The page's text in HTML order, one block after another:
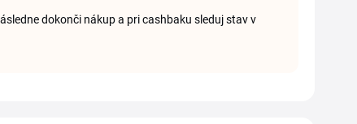
dokonči nákup a pri cashbaku sleduj stav v